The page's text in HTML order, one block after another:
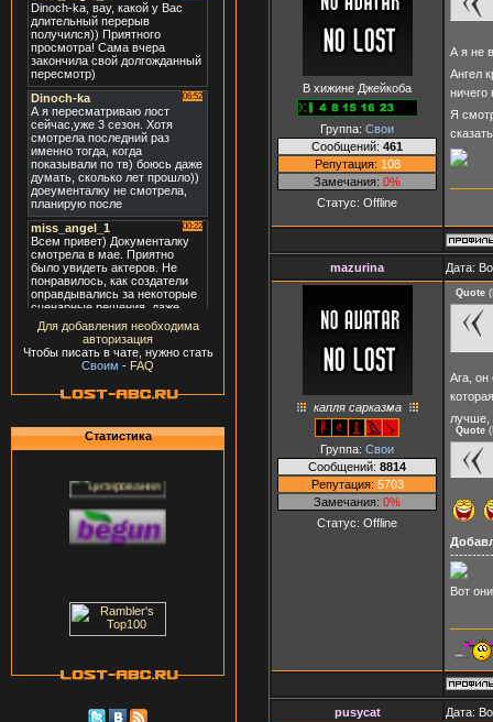
Для добавления необходима
авторизация
Чтобы писать в чате, нужно стать
Своим - FAQ
Статистика
В хижине Джейкоба
Группа: Свои
Сообщений: 461
Репутация: 108
Замечания: 0%
Статус: Offline
А я не
Ангел
Я
mazurina Дата:
капля сарказма
Группа: Свои
Сообщений: 8814
Репутация: 5703
Замечания: 0%
Статус: Offline
Quote (
Ага, он
Quote (
Вот
pusycat Дата: